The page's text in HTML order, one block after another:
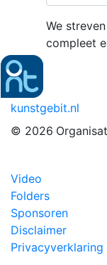
We
compleet
kunstgebit.nl
© 2026
Video
Folders
Sponsoren
Disclaimer
Privacyverklaring